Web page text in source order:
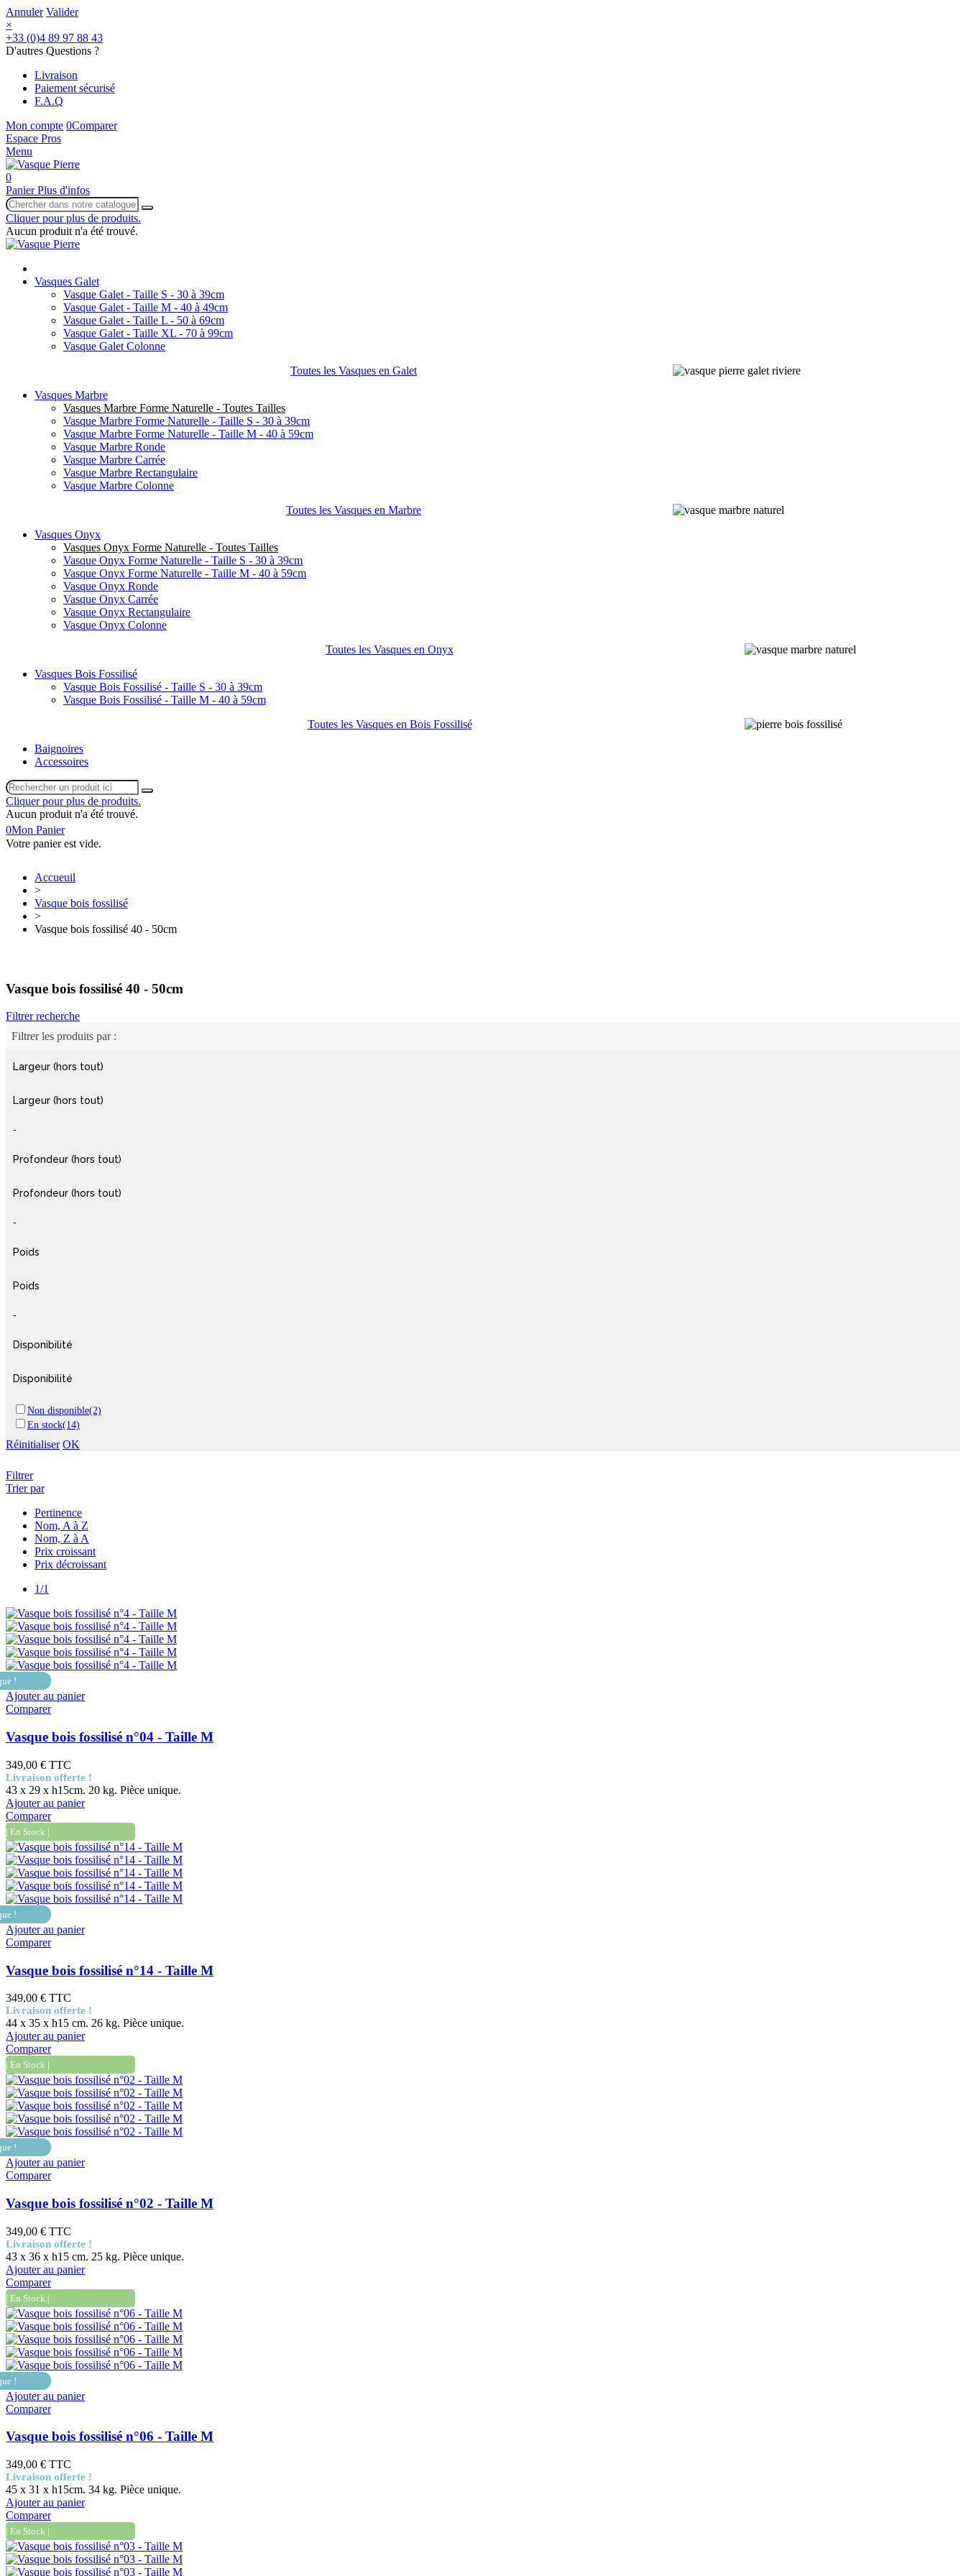
Annuler Valider
×
+33 (0)4 89 97 88 43
D'autres Questions ?
Livraison
Paiement sécurisé
F.A.Q
Mon compte 0Comparer
Espace Pros
Menu
0
Panier Plus d'infos
Cliquer pour plus de produits.
Aucun produit n'a été trouvé.
Vasques Galet
Vasque Galet - Taille S - 30 à 39cm
Vasque Galet - Taille M - 40 à 49cm
Vasque Galet - Taille L - 50 à 69cm
Vasque Galet - Taille XL - 70 à 99cm
Vasque Galet Colonne
Toutes les Vasques en Galet
Vasques Marbre
Vasques Marbre Forme Naturelle - Toutes Tailles
Vasque Marbre Forme Naturelle - Taille S - 30 à 39cm
Vasque Marbre Forme Naturelle - Taille M - 40 à 59cm
Vasque Marbre Ronde
Vasque Marbre Carrée
Vasque Marbre Rectangulaire
Vasque Marbre Colonne
Toutes les Vasques en Marbre
Vasques Onyx
Vasques Onyx Forme Naturelle - Toutes Tailles
Vasque Onyx Forme Naturelle - Taille S - 30 à 39cm
Vasque Onyx Forme Naturelle - Taille M - 40 à 59cm
Vasque Onyx Ronde
Vasque Onyx Carrée
Vasque Onyx Rectangulaire
Vasque Onyx Colonne
Toutes les Vasques en Onyx
Vasques Bois Fossilisé
Vasque Bois Fossilisé - Taille S - 30 à 39cm
Vasque Bois Fossilisé - Taille M - 40 à 59cm
Toutes les Vasques en Bois Fossilisé
Baignoires
Accessoires
Cliquer pour plus de produits.
Aucun produit n'a été trouvé.
0Mon Panier
Votre panier est vide.
Accueuil
>
Vasque bois fossilisé
>
Vasque bois fossilisé 40 - 50cm
Vasque bois fossilisé 40 - 50cm
Filtrer recherche
Filtrer les produits par :
Largeur (hors tout)
Largeur (hors tout)
-
Profondeur (hors tout)
Profondeur (hors tout)
-
Poids
Poids
-
Disponibilité
Disponibilité
Non disponible(2)
En stock(14)
Réinitialiser OK
Filtrer
Trier par
Pertinence
Nom, A à Z
Nom, Z à A
Prix croissant
Prix décroissant
1/1
!
Ajouter au panier
Comparer
Vasque bois fossilisé n°04 - Taille M
349,00 € TTC
Livraison offerte !
43 x 29 x h15cm. 20 kg. Pièce unique.
Ajouter au panier
Comparer
| En Stock |
!
Ajouter au panier
Comparer
Vasque bois fossilisé n°14 - Taille M
349,00 € TTC
Livraison offerte !
44 x 35 x h15 cm. 26 kg. Pièce unique.
Ajouter au panier
Comparer
| En Stock |
!
Ajouter au panier
Comparer
Vasque bois fossilisé n°02 - Taille M
349,00 € TTC
Livraison offerte !
43 x 36 x h15 cm. 25 kg. Pièce unique.
Ajouter au panier
Comparer
| En Stock |
!
Ajouter au panier
Comparer
Vasque bois fossilisé n°06 - Taille M
349,00 € TTC
Livraison offerte !
45 x 31 x h15cm. 34 kg. Pièce unique.
Ajouter au panier
Comparer
| En Stock |